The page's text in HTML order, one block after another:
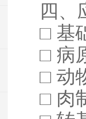
四、
□ 基
□ 病
□ 动
□ 肉